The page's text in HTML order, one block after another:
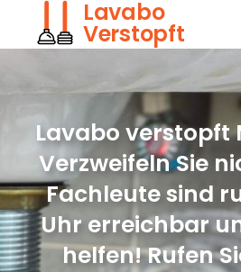
Lavabo
Verstopft
Lavabo verstopft
Verzweifeln Sie
Fachleute sind
Uhr erreichbar
helfen! Rufen